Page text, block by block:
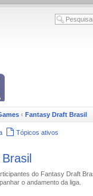
‹ Fantasy Draft Brasil
Tópicos ativos
do Fantasy Draft
o andamento da liga.